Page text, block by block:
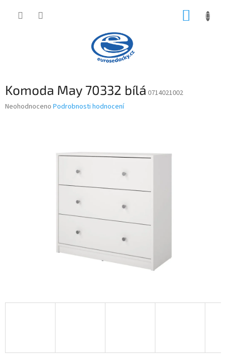
Komoda May 70332 bílá 0714021002
Průměrné
Neohodnoceno Podrobnosti hodnocení